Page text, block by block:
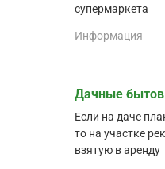
супермаркета
Информация
Дачные
Если на даче
то на участке
взятую в аренду